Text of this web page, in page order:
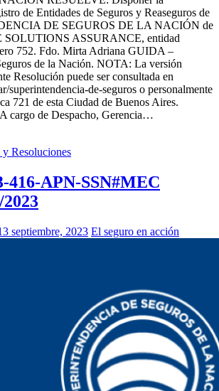
de Entidades de Seguros y Reaseguros de
DE SEGUROS DE LA NACIÓN de
ASSURANCE, entidad
752. Fdo. Mirta Adriana GUIDA –
de la Nación. NOTA: La versión
Resolución puede ser consultada en
superintendencia-de-seguros o personalmente
721 de esta Ciudad de Buenos Aires.
cargo de Despacho, Gerencia…
Resoluciones
416-APN-SSN#MEC
septiembre, 2023 El seguro en acción